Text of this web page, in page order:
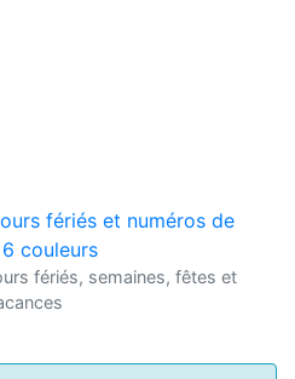
fériés, semaines, fêtes et